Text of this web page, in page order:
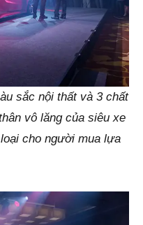
sắc nội thất và 3 chất
vô lăng của siêu xe
cho người mua lựa